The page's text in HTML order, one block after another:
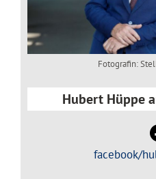
Fotografin:
Hubert Hüppe
facebook/